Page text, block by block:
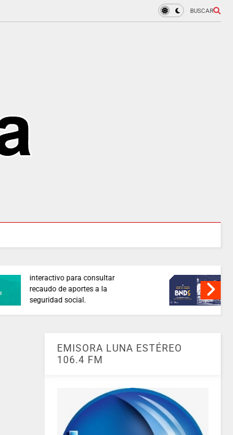
BUSCAR
ENTIDADES PÚBLICAS reforzaron
la protección de datos y el uso
EMISORA LUNA ESTÉREO
106.4 FM